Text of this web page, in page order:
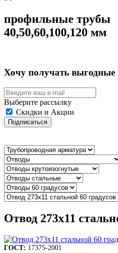
профильные трубы
40,50,60,100,120 мм
Хочу получать выгодные
Выберите рассылку
Скидки и Акции
Подписаться
Отвод 273х11
ГОСТ: 17375-2001